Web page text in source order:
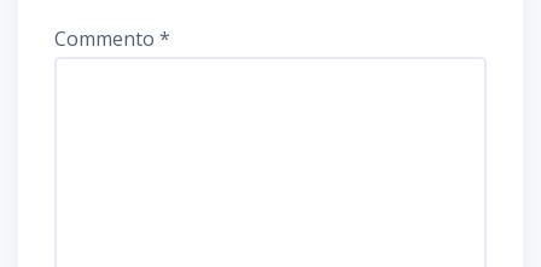
Commento *